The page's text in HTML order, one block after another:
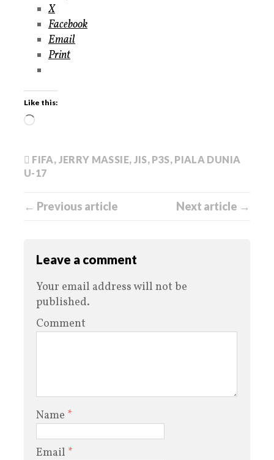
X
Facebook
Email
Print
Like this:
FIFA, JERRY MASSIE, JIS, P3S, PIALA DUNIA
U-17
← Previous article Next article →
Leave a comment
Your email address will not be
published.
Comment
Name *
Email *